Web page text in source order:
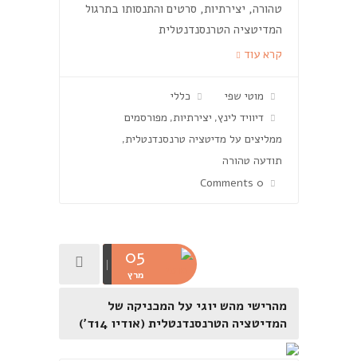
טהורה, יצירתיות, סרטים והתנסותו בתרגול
המדיטציה הטרנסנדנטלית
קרא עוד
מוטי שפי
כללי
דיוויד לינץ, יצירתיות, מפורסמים
ממליצים על מדיטציה טרנסנדנטלית,
תודעה טהורה
0 Comments
05
מרץ
מהרישי מהש יוגי על המכניקה של
המדיטציה הטרנסנדנטלית (אודיו 14ד')